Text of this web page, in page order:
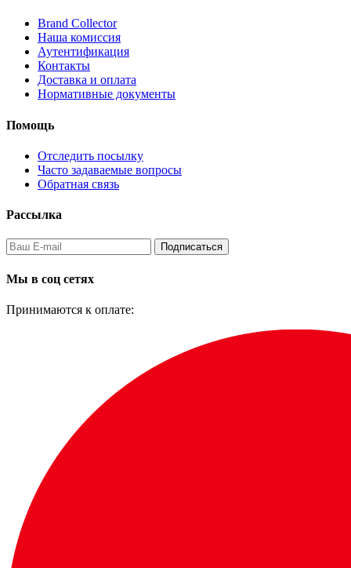
Brand Collector
Наша комиссия
Аутентификация
Контакты
Доставка и оплата
Нормативные документы
Помощь
Отследить посылку
Часто задаваемые вопросы
Обратная связь
Рассылка
Подписаться
Мы в соц сетях
Принимаются к оплате: